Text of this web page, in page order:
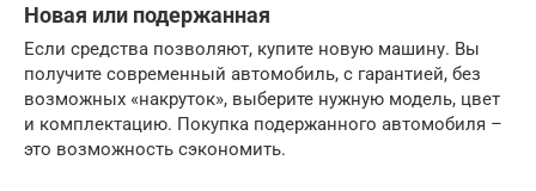
Новая или подержанная
Если средства позволяют, купите новую машину. Вы
получите современный автомобиль, с гарантией, без
возможных «накруток», выберите нужную модель, цвет
и комплектацию. Покупка подержанного автомобиля –
это возможность сэкономить.